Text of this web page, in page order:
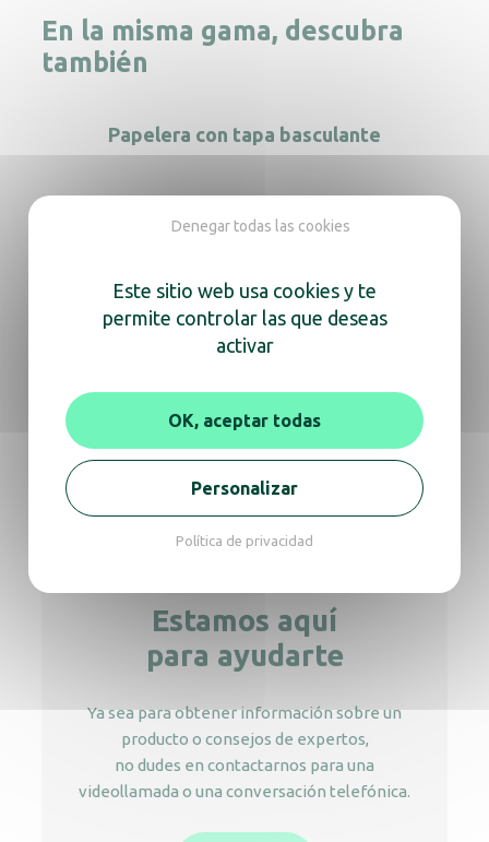
En la misma gama, descubra
también
Papelera con tapa basculante
Papeleras de cartón 75 L
Papelera redonda 10L negra de doble pared
Papelera inox satinado 10L de doble pared
Estamos aquí
para ayudarte
Ya sea para obtener información sobre un
producto o consejos de expertos,
no dudes en contactarnos para una
videollamada o una conversación telefónica.
Este sitio web usa cookies y te
permite controlar las que deseas
activar
OK, aceptar todas
Denegar todas las cookies
Personalizar
Política de privacidad